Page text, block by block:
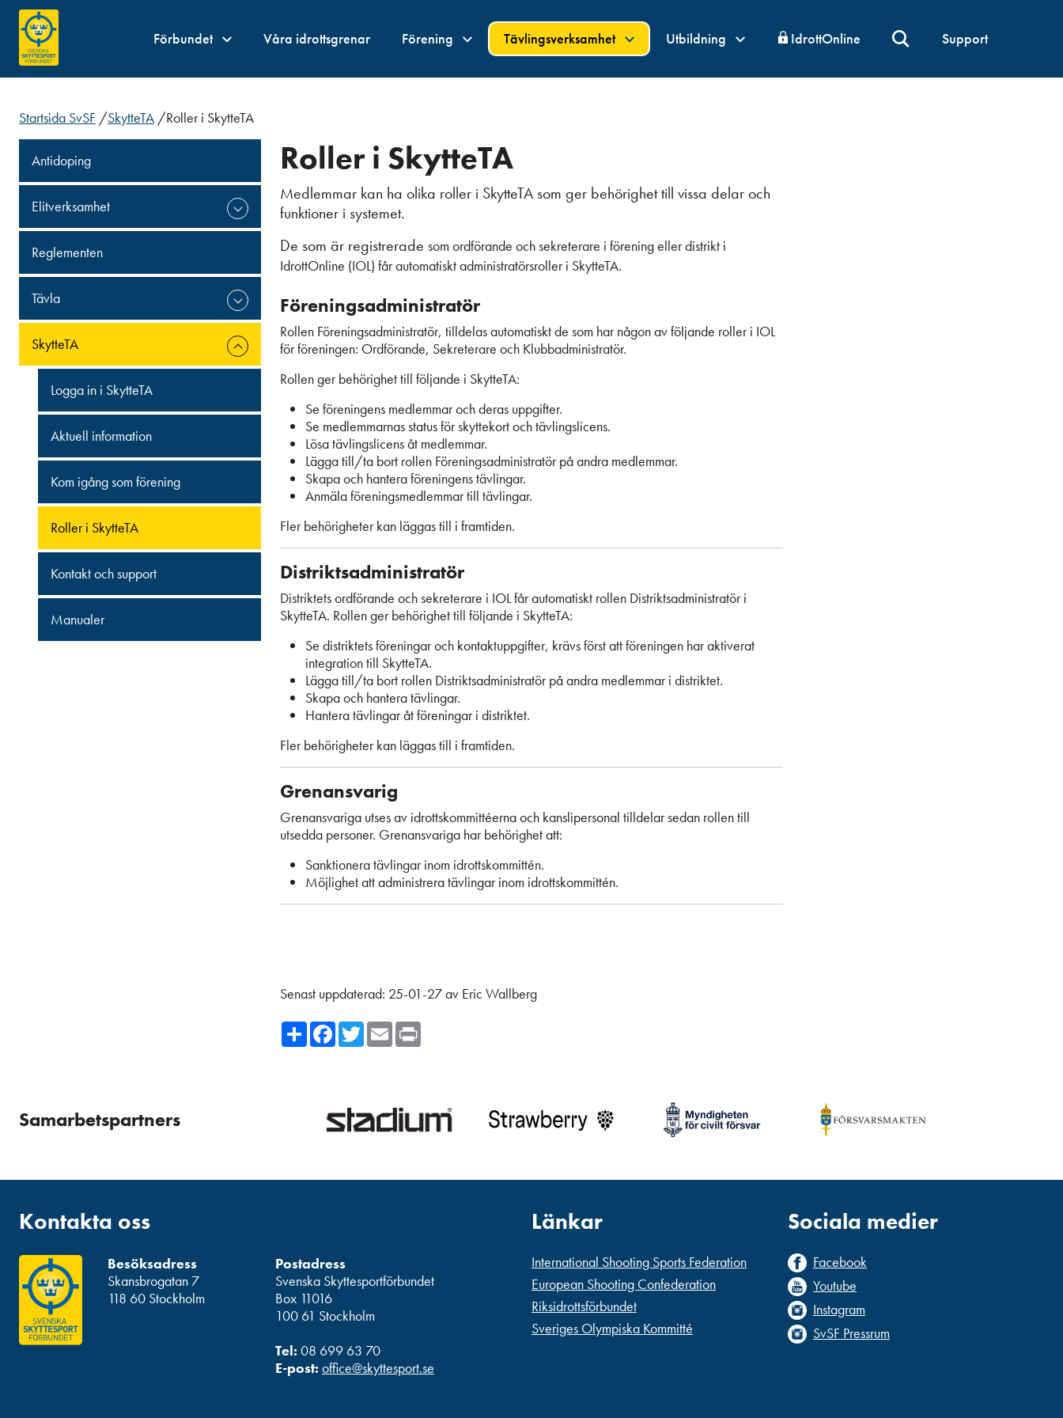
Förbundet Våra idrottsgrenar Förening Tävlingsverksamhet Utbildning IdrottOnline Support
Startsida SvSF /SkytteTA /Roller i SkytteTA
Antidoping
Elitverksamhet
Reglementen
Tävla
SkytteTA
Logga in i SkytteTA
Aktuell information
Kom igång som förening
Roller i SkytteTA
Kontakt och support
Manualer
Roller i SkytteTA
Medlemmar kan ha olika roller i SkytteTA som ger behörighet till vissa delar och
funktioner i systemet.
De som är registrerade som ordförande och sekreterare i förening eller distrikt i
IdrottOnline (IOL) fårautomatiskt administratörsroller i SkytteTA.
Föreningsadministratör
Rollen Föreningsadministratör, tilldelas automatiskt de som har någon av följande roller i IOL
för föreningen: Ordförande, Sekreterare och Klubbadministratör.
Rollen ger behörighet till följande i SkytteTA:
Se föreningens medlemmar och deras uppgifter.
Se medlemmarnas status för skyttekort och tävlingslicens.
Lösa tävlingslicens åt medlemmar.
Lägga till/ta bort rollen Föreningsadministratör på andra medlemmar.
Skapa och hantera föreningens tävlingar.
Anmäla föreningsmedlemmar till tävlingar.
Fler behörigheter kan läggas till i framtiden.
Distriktsadministratör
Distriktets ordförande och sekreterare i IOL får automatiskt rollen Distriktsadministratör i
SkytteTA. Rollen ger behörighet till följande i SkytteTA:
Se distriktets föreningar och kontaktuppgifter, krävs först att föreningen har aktiverat
integration till SkytteTA.
Lägga till/ta bort rollen Distriktsadministratör på andra medlemmar i distriktet.
Skapa och hantera tävlingar.
Hantera tävlingar åt föreningar i distriktet.
Fler behörigheter kan läggas till i framtiden.
Grenansvarig
Grenansvariga utses av idrottskommittéerna och kanslipersonal tilldelar sedan rollen till
utsedda personer. Grenansvariga har behörighet att:
Sanktionera tävlingar inom idrottskommittén.
Möjlighet att administrera tävlingar inom idrottskommittén.
Senast uppdaterad: 25-01-27av Eric Wallberg
ShareFacebook
TwitterEmail
Samarbetspartners
Kontakta oss
Besöksadress
Skansbrogatan 7
118 60 Stockholm
Postadress
Svenska Skyttesportförbundet
Box 11016
100 61 Stockholm
Tel: 08 699 63 70
E-post: office@skyttesport.se
Länkar
International Shooting Sports Federation
European Shooting Confederation
Riksidrottsförbundet
Sveriges Olympiska Kommitté
Sociala medier
Facebook
Youtube
Instagram
SvSF Pressrum